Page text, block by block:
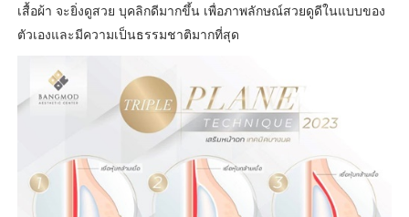
เสื้อผ้า จะยิ่งดูสวย บุคลิกดีมากขึ้น เพื่อภาพลักษณ์สวยดูดีในแบบของ
ตัวเองและมีความเป็นธรรมชาติมากที่สุด